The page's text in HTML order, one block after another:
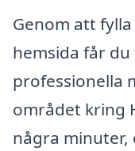
Genom att
hemsida får
professionella
området kring
några minuter,